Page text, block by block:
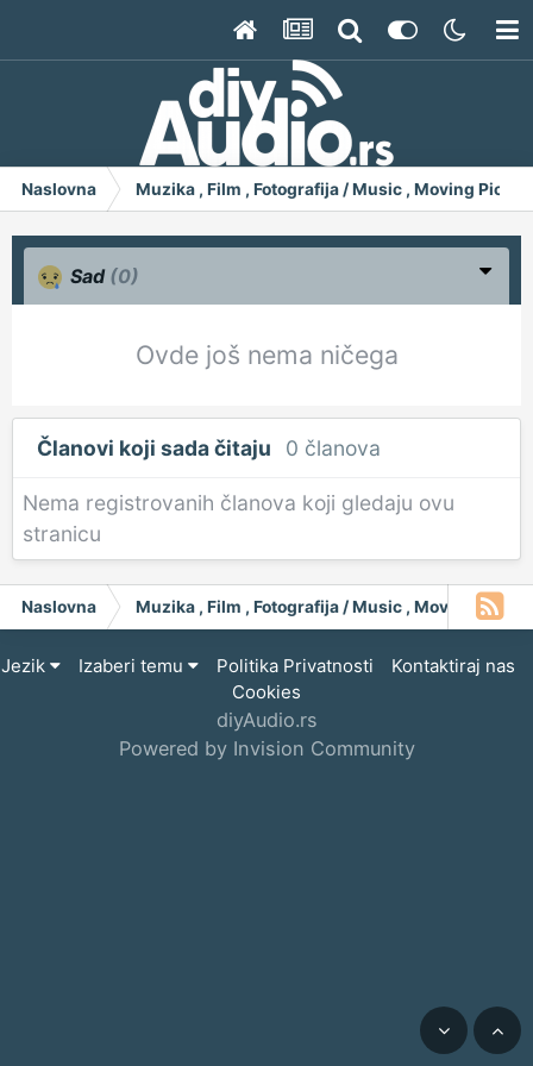
Naslovna Muzika , Film , Fotografija / Music , Moving
Sad (0)
Ovde još nema ničega
Članovi koji sada čitaju 0 članova
Nema registrovanih članova koji gledaju ovu
stranicu
Naslovna Muzika , Film , Fotografija / Music , Moving
Jezik Izaberi temu Politika Privatnosti
Kontaktiraj nas
Cookies
diyAudio.rs
Powered by Invision Community